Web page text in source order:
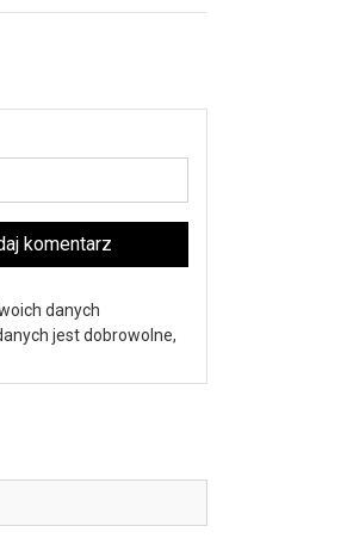
komentarz
danych
jest dobrowolne,